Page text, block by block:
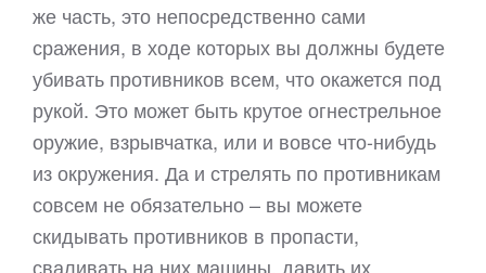
же часть, это непосредственно сами
сражения, в ходе которых вы должны будете
убивать противников всем, что окажется под
рукой. Это может быть крутое огнестрельное
оружие, взрывчатка, или и вовсе что-нибудь
из окружения. Да и стрелять по противникам
совсем не обязательно – вы можете
скидывать противников в пропасти,
сваливать на них машины, давить их